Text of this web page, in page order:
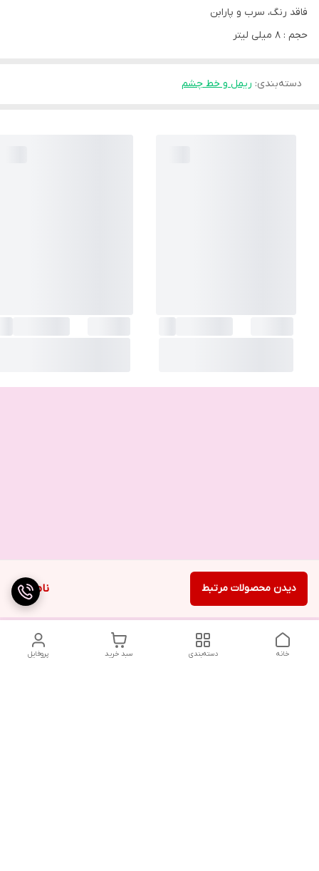
ناموجود دیدن محصولات مرتبط
فاقد رنگ، سرب و پارابن
حجم : 8 میلی لیتر
دسته‌بندی: ریمل و خط چشم
پروفایل سبد خرید دسته‌بندی خانه